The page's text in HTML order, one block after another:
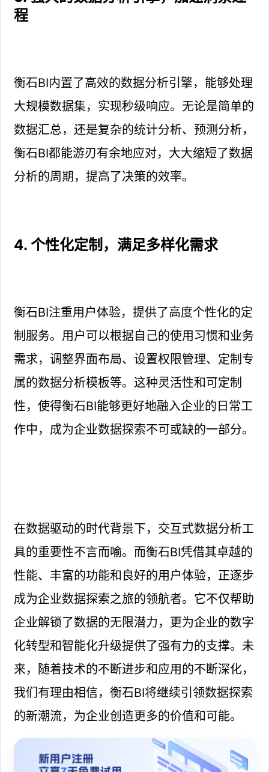
程
衡石BI内置了高效的数据分析引擎，能够处理
大规模数据集，实现秒级响应。无论是简单的
数据汇总，还是复杂的统计分析、预测分析，
衡石BI都能游刃有余地应对，大大缩短了数据
分析的周期，提高了决策的效率。
4. 个性化定制，满足多样化需求
衡石BI注重用户体验，提供了高度个性化的定
制服务。用户可以根据自己的使用习惯和业务
需求，调整界面布局、设置权限管理、定制专
属的数据分析模板等。这种灵活性和可定制
性，使得衡石BI能够更好地融入企业的日常工
作中，成为企业数据探索不可或缺的一部分。
在数据驱动的时代背景下，交互式数据分析工
具的重要性不言而喻。而衡石BI凭借其卓越的
性能、丰富的功能和良好的用户体验，正逐步
成为企业数据探索之旅的领航者。它不仅帮助
企业解锁了数据的无限潜力，更为企业的数字
化转型和智能化升级提供了强有力的支撑。未
来，随着技术的不断进步和应用的不断深化，
我们有理由相信，衡石BI将继续引领数据探索
的新潮流，为企业创造更多的价值和可能。